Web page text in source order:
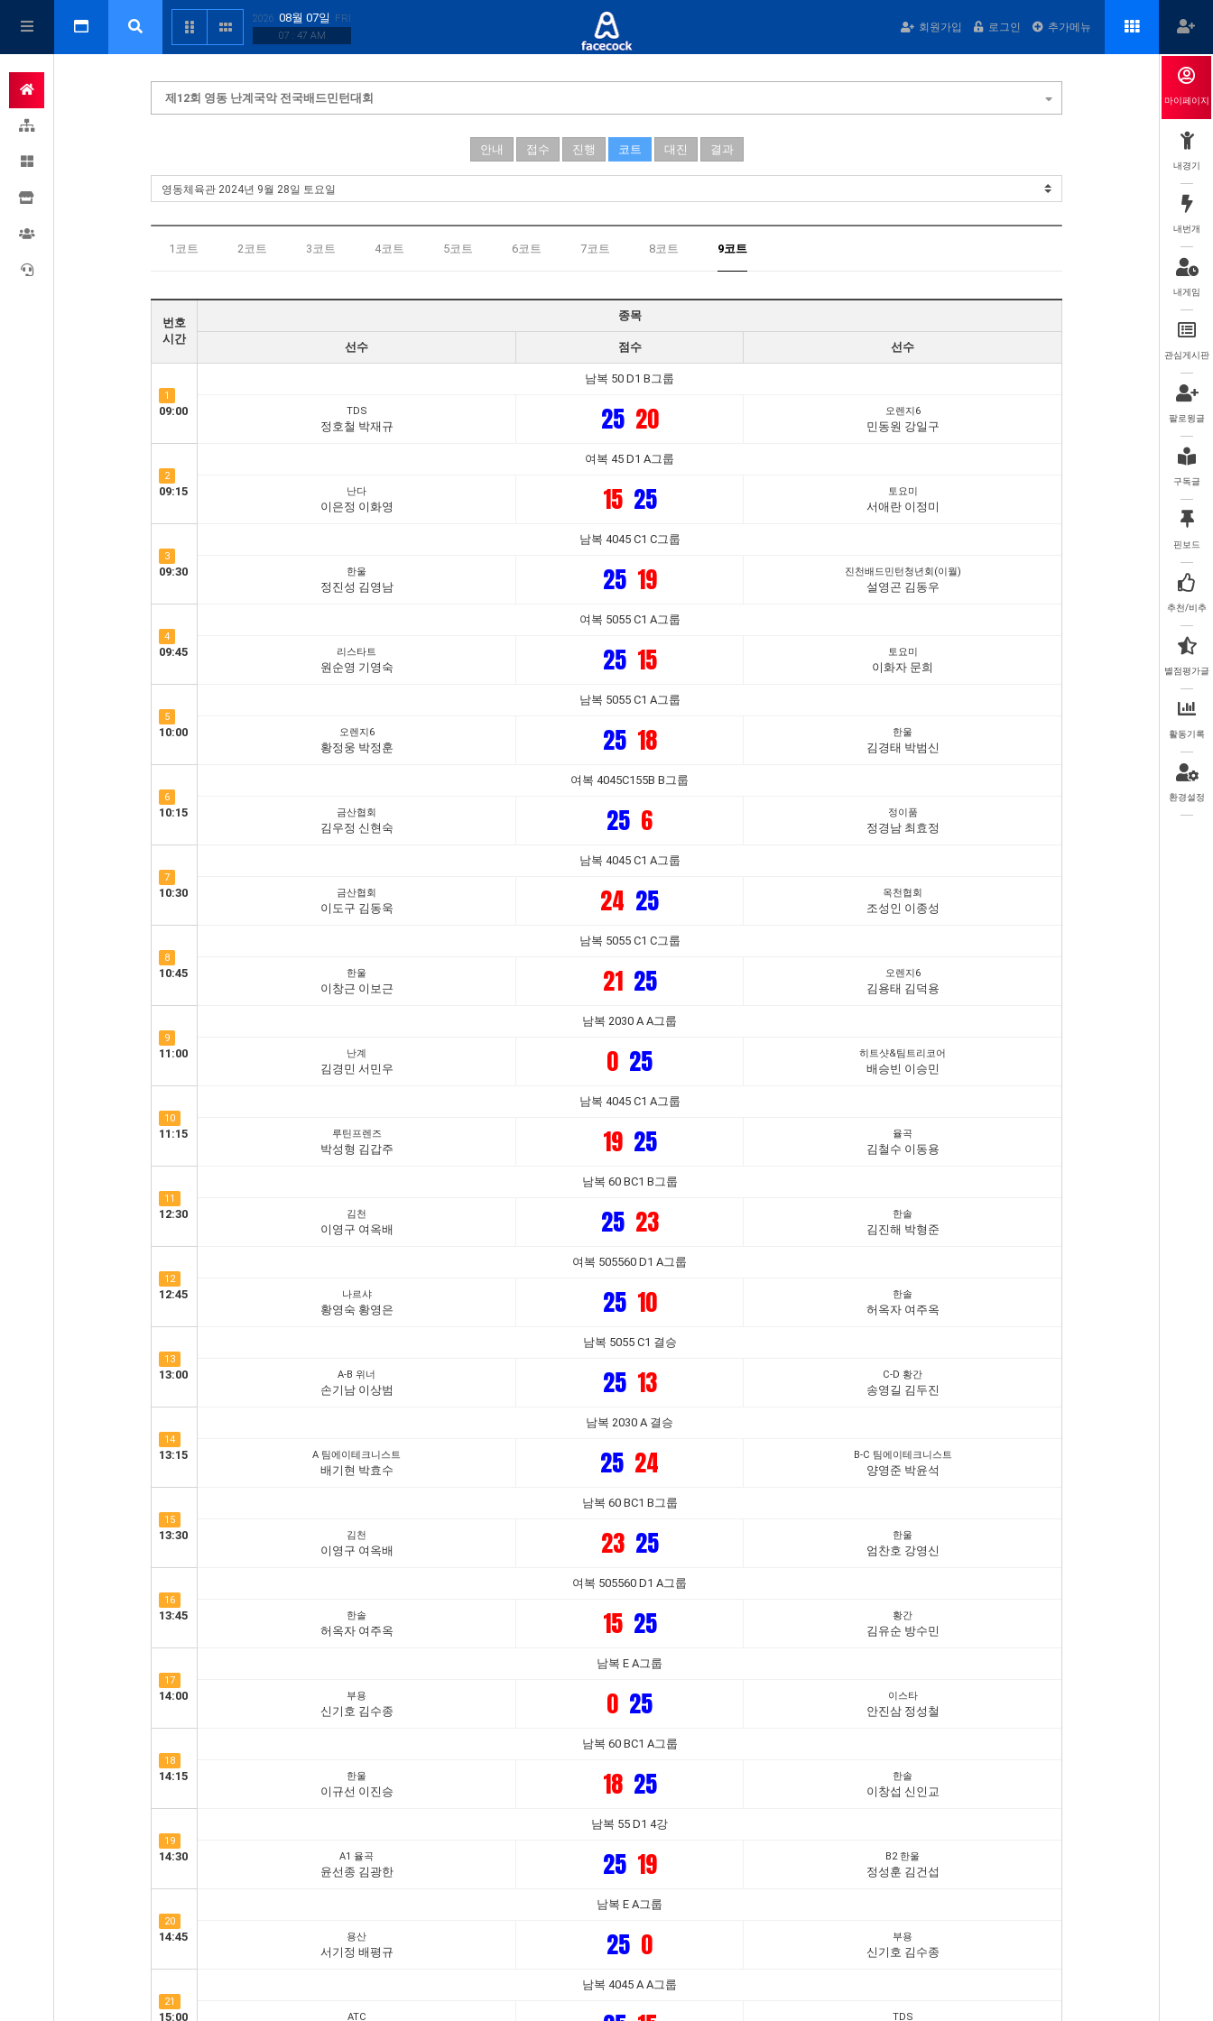
2026 08월 07일
FRI
07 : 47 AM
회원가입 로그인 추가메뉴
제12회 영동 난계국악 전국배드민턴대회
안내 접수 진행 코트 대진 결과
1코트 2코트 3코트 4코트 5코트 6코트 7코트 8코트 9코트
번호
시간
종목
선수 점수 선수
1
09:00
남복 50 D1 B그룹
TDS
정호철 박재규 25 20 오렌지6
민동원 강일구
2
09:15
여복 45 D1 A그룹
난다
이은정 이화영 15 25 토요미
서애란 이정미
3
09:30
남복 4045 C1 C그룹
한울
정진성 김영남 25 19 진천배드민턴청년회(이월)
설영곤 김동우
4
09:45
여복 5055 C1 A그룹
리스타트
원순영 기영숙 25 15 토요미
이화자 문희
5
10:00
남복 5055 C1 A그룹
오렌지6
황정웅 박정훈 25 18 한울
김경태 박범신
6
10:15
여복 4045C155B B그룹
금산협회
김우정 신현숙 25 6 정이품
정경남 최효정
7
10:30
남복 4045 C1 A그룹
금산협회
이도구 김동욱 24 25 옥천협회
조성인 이종성
8
10:45
남복 5055 C1 C그룹
한울
이창근 이보근 21 25 오렌지6
김용태 김덕용
9
11:00
남복 2030 A A그룹
난계
김경민 서민우 0 25 히트샷&팀트리코어
배승빈 이승민
10
11:15
남복 4045 C1 A그룹
루틴프렌즈
박성형 김갑주 19 25 율곡
김철수 이동용
11
12:30
남복 60 BC1 B그룹
김천
이영구 여옥배 25 23 한솔
김진해 박형준
12
12:45
여복 505560 D1 A그룹
나르샤
황영숙 황영은 25 10 한솔
허옥자 여주옥
13
13:00
남복 5055 C1 결승
A-B 위너
손기남 이상범 25 13 C-D 황간
송영길 김두진
14
13:15
남복 2030 A 결승
A 팀에이테크니스트
배기현 박효수 25 24 B-C 팀에이테크니스트
양영준 박윤석
15
13:30
남복 60 BC1 B그룹
김천
이영구 여옥배 23 25 한울
엄찬호 강영신
16
13:45
여복 505560 D1 A그룹
한솔
허옥자 여주옥 15 25 황간
김유순 방수민
17
14:00
남복 E A그룹
부용
신기호 김수종 0 25 이스타
안진삼 정성철
18
14:15
남복 60 BC1 A그룹
한울
이규선 이진승 18 25 한솔
이창섭 신인교
19
14:30
남복 55 D1 4강
A1 율곡
윤선종 김광한 25 19 B2 한울
정성훈 김건섭
20
14:45
남복 E A그룹
용산
서기정 배평규 25 0 부용
신기호 김수종
21
15:00
남복 4045 A A그룹
ATC TDS
마이페이지
내경기
내번개
내게임
관심게시판
팔로윙글
구독글
핀보드
추천/비추
별점평가글
활동기록
환경설정